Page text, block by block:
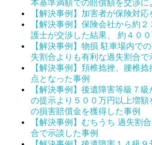
本基準満額での賠償額を交渉に
【解決事例】加害者が保険対
【解決事例】保険会社から約
護士が交渉した結果、 約４０
【解決事例】物損 駐車場内で
失割合よりも有利な過失割合で
【解決事例】頚椎捻挫、腰椎
点となった事例
【解決事例】後遺障害等級７
の提示より５００万円以上増
の損害賠償金を獲得した事例
【解決事例】むちうち 過失割
合で示談した事例